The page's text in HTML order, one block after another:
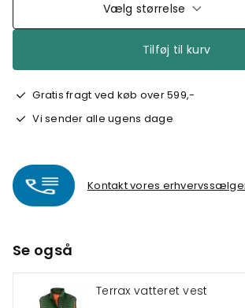
Vælg størrelse
Tilføj til kurv
Gratis fragt ved køb over 599,-
Vi sender alle ugens dage
Kontakt vores
Se også
Terrax vatteret vest